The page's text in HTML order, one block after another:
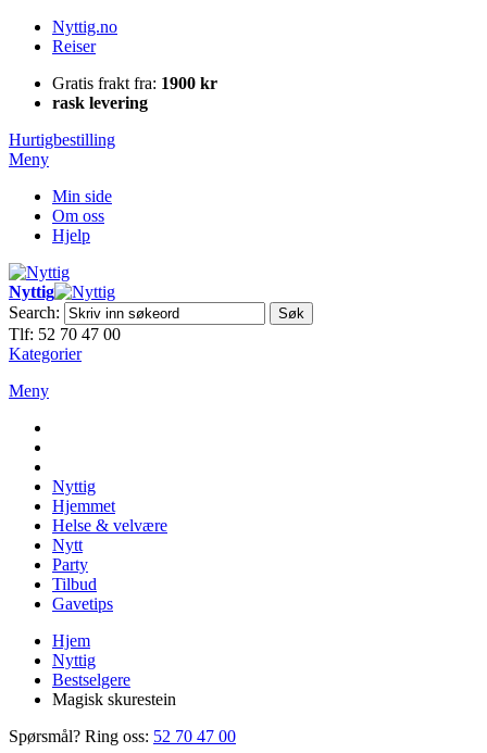
Nyttig.no
Reiser
Gratis frakt fra: 1900 kr
rask levering
Hurtigbestilling
Meny
Min side
Om oss
Hjelp
Nyttig
Search:
Søk
Tlf: 52 70 47 00
Kategorier
Meny
Nyttig
Hjemmet
Helse & velvære
Nytt
Party
Tilbud
Gavetips
Hjem
Nyttig
Bestselgere
Magisk skurestein
Spørsmål? Ring oss: 52 70 47 00